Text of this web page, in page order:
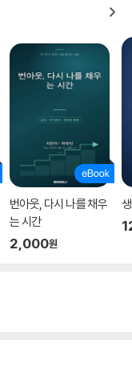
번아웃, 다시 나를 채우
는 시간
2,000원